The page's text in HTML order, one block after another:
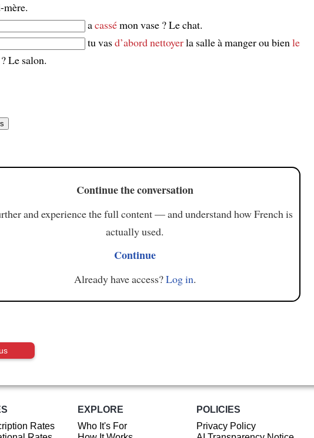
mère.
acassémon vase ? Le chat.
tu vasd’abordnettoyerla salle à manger ou bienle
Le salon.
Continue the conversation
and experience the full content — and understand how French is
actually used.
Continue
Already have access?Log in.
Rates
EXPLORE
Who It's For
POLICIES
Privacy Policy